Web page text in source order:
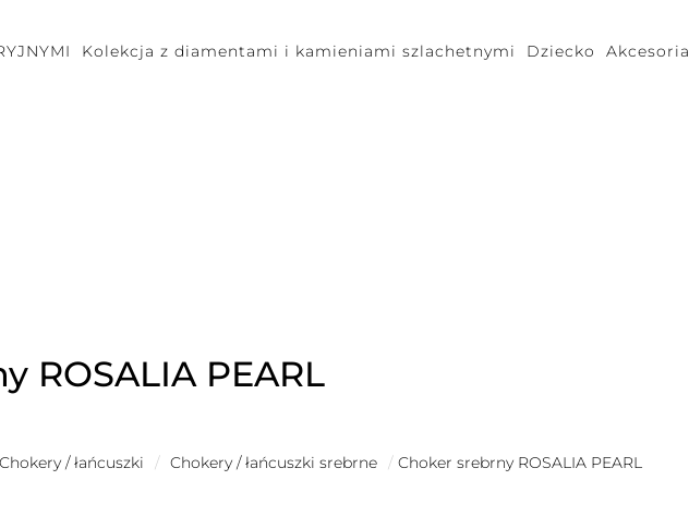
Kolekcja z diamentami i kamieniami szlachetnymi Dziecko Akcesoria
ROSALIA PEARL
Chokery / łańcuszki / Chokery / łańcuszki srebrne / Choker srebrny ROSALIA PEARL